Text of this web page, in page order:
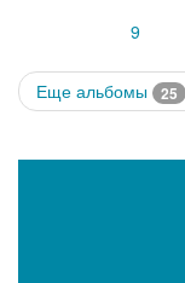
9
Еще альбомы 25